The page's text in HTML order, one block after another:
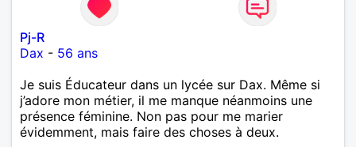
Pj-R
Dax - 56 ans
Je suis Éducateur dans un lycée sur Dax. Même si
j’adore mon métier, il me manque néanmoins une
présence féminine. Non pas pour me marier
évidemment, mais faire des choses à deux.